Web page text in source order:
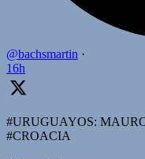
@bachsmartin ·
16h
#URUGUAYOS:
#CROACIA